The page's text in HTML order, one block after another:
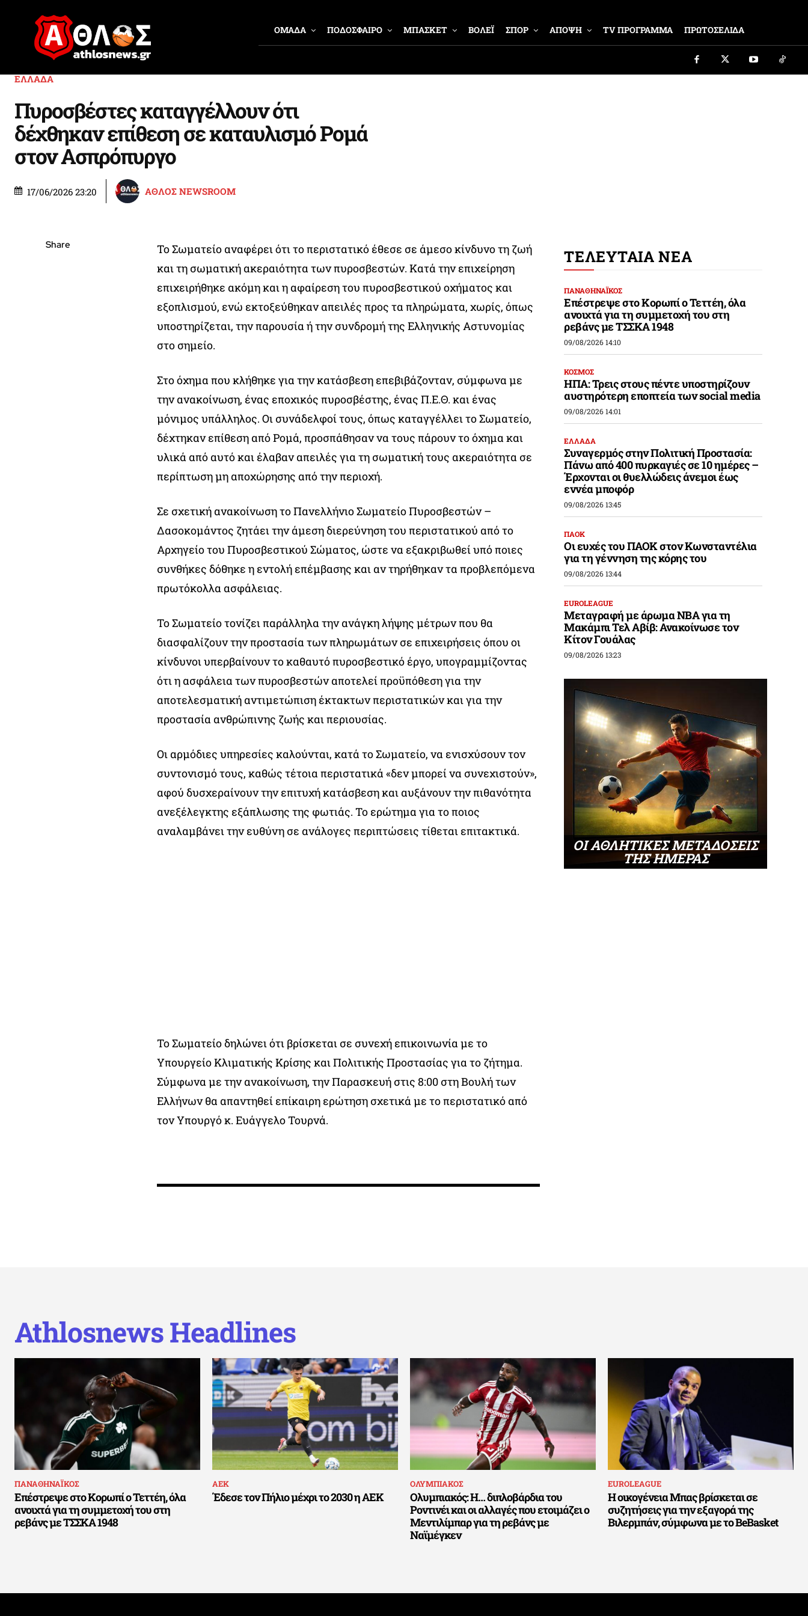
ΟΜΑΔΑ ΠΟΔΟΣΦΑΙΡΟ ΜΠΑΣΚΕΤ ΒΟΛΕΪ ΣΠΟΡ ΑΠΟΨΗ TV ΠΡΟΓΡΑΜΜΑ ΠΡΩΤΟΣΕΛΙΔΑ
ΕΛΛΑΔΑ
Πυροσβέστες καταγγέλλουν ότι
δέχθηκαν επίθεση σε καταυλισμό Ρομά
στον Ασπρόπυργο
17/06/2026 23:20 ΑΘΛΟΣ NEWSROOM
Share
Το Σωματείο αναφέρει ότι το περιστατικό έθεσε σε άμεσο κίνδυνο τη ζωή
και τη σωματική ακεραιότητα των πυροσβεστών. Κατά την επιχείρηση
επιχειρήθηκε ακόμη και η αφαίρεση του πυροσβεστικού οχήματος και
εξοπλισμού, ενώ εκτοξεύθηκαν απειλές προς τα πληρώματα, χωρίς, όπως
υποστηρίζεται, την παρουσία ή την συνδρομή της Ελληνικής Αστυνομίας
στο σημείο.
Στο όχημα που κλήθηκε για την κατάσβεση επεβιβάζονταν, σύμφωνα με
την ανακοίνωση, ένας εποχικός πυροσβέστης, ένας Π.Ε.Θ. και ένας
μόνιμος υπάλληλος. Οι συνάδελφοί τους, όπως καταγγέλλει το Σωματείο,
δέχτηκαν επίθεση από Ρομά, προσπάθησαν να τους πάρουν το όχημα και
υλικά από αυτό και έλαβαν απειλές για τη σωματική τους ακεραιότητα σε
περίπτωση μη αποχώρησης από την περιοχή.
Σε σχετική ανακοίνωση το Πανελλήνιο Σωματείο Πυροσβεστών –
Δασοκομάντος ζητάει την άμεση διερεύνηση του περιστατικού από το
Αρχηγείο του Πυροσβεστικού Σώματος, ώστε να εξακριβωθεί υπό ποιες
συνθήκες δόθηκε η εντολή επέμβασης και αν τηρήθηκαν τα προβλεπόμενα
πρωτόκολλα ασφάλειας.
Το Σωματείο τονίζει παράλληλα την ανάγκη λήψης μέτρων που θα
διασφαλίζουν την προστασία των πληρωμάτων σε επιχειρήσεις όπου οι
κίνδυνοι υπερβαίνουν το καθαυτό πυροσβεστικό έργο, υπογραμμίζοντας
ότι η ασφάλεια των πυροσβεστών αποτελεί προϋπόθεση για την
αποτελεσματική αντιμετώπιση έκτακτων περιστατικών και για την
προστασία ανθρώπινης ζωής και περιουσίας.
Οι αρμόδιες υπηρεσίες καλούνται, κατά το Σωματείο, να ενισχύσουν τον
συντονισμό τους, καθώς τέτοια περιστατικά «δεν μπορεί να συνεχιστούν»,
αφού δυσχεραίνουν την επιτυχή κατάσβεση και αυξάνουν την πιθανότητα
ανεξέλεγκτης εξάπλωσης της φωτιάς. Το ερώτημα για το ποιος
αναλαμβάνει την ευθύνη σε ανάλογες περιπτώσεις τίθεται επιτακτικά.
Το Σωματείο δηλώνει ότι βρίσκεται σε συνεχή επικοινωνία με το
Υπουργείο Κλιματικής Κρίσης και Πολιτικής Προστασίας για το ζήτημα.
Σύμφωνα με την ανακοίνωση, την Παρασκευή στις 8:00 στη Βουλή των
Ελλήνων θα απαντηθεί επίκαιρη ερώτηση σχετικά με το περιστατικό από
τον Υπουργό κ. Ευάγγελο Τουρνά.
ΤΕΛΕΥΤΑΙΑ ΝΕΑ
ΠΑΝΑΘΗΝΑΪΚΟΣ
Επέστρεψε στο Κορωπί ο Τεττέη, όλα
ανοιχτά για τη συμμετοχή του στη
ρεβάνς με ΤΣΣΚΑ 1948
09/08/2026 14:10
ΚΟΣΜΟΣ
ΗΠΑ: Τρεις στους πέντε υποστηρίζουν
αυστηρότερη εποπτεία των social media
09/08/2026 14:01
ΕΛΛΑΔΑ
Συναγερμός στην Πολιτική Προστασία:
Πάνω από 400 πυρκαγιές σε 10 ημέρες –
Έρχονται οι θυελλώδεις άνεμοι έως
εννέα μποφόρ
09/08/2026 13:45
ΠΑΟΚ
Οι ευχές του ΠΑΟΚ στον Κωνσταντέλια
για τη γέννηση της κόρης του
09/08/2026 13:44
EUROLEAGUE
Μεταγραφή με άρωμα NBA για τη
Μακάμπι Τελ Αβίβ: Ανακοίνωσε τον
Κίτον Γουάλας
09/08/2026 13:23
ΟΙ ΑΘΛΗΤΙΚΕΣ ΜΕΤΑΔΟΣΕΙΣ
ΤΗΣ ΗΜΕΡΑΣ
Athlosnews Headlines
ΠΑΝΑΘΗΝΑΪΚΟΣ
Επέστρεψε στο Κορωπί ο Τεττέη, όλα
ανοιχτά για τη συμμετοχή του στη
ρεβάνς με ΤΣΣΚΑ 1948
ΑΕΚ
Έδεσε τον Πήλιο μέχρι το 2030 η ΑΕΚ
ΟΛΥΜΠΙΑΚΟΣ
Ολυμπιακός: Η… διπλοβάρδια του
Ροντινέι και οι αλλαγές που ετοιμάζει ο
Μεντιλίμπαρ για τη ρεβάνς με
Ναϊμέγκεν
EUROLEAGUE
Η οικογένεια Μπας βρίσκεται σε
συζητήσεις για την εξαγορά της
Βιλερμπάν, σύμφωνα με το BeBasket